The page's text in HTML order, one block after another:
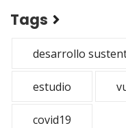
Tags
desarrollo
estudio
covid19